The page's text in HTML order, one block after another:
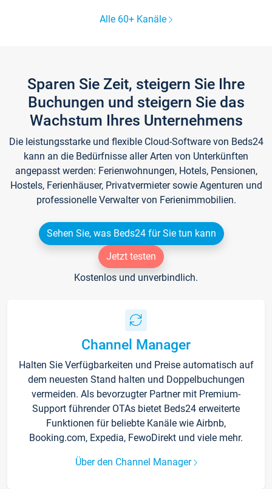
Alle 60+ Kanäle
Sparen Sie Zeit, steigern Sie Ihre
Buchungen und steigern Sie das
Wachstum Ihres Unternehmens
Die leistungsstarke und flexible Cloud-Software von Beds24
kann an die Bedürfnisse aller Arten von Unterkünften
angepasst werden: Ferienwohnungen, Hotels, Pensionen,
Hostels, Ferienhäuser, Privatvermieter sowie Agenturen und
professionelle Verwalter von Ferienimmobilien.
Sehen Sie, was Beds24 für Sie tun kann
Jetzt testen
Kostenlos und unverbindlich.
Channel Manager
Halten Sie Verfügbarkeiten und Preise automatisch auf
dem neuesten Stand halten und Doppelbuchungen
vermeiden. Als bevorzugter Partner mit Premium-
Support führender OTAs bietet Beds24 erweiterte
Funktionen für beliebte Kanäle wie Airbnb,
Booking.com, Expedia, FewoDirekt und viele mehr.
Über den Channel Manager